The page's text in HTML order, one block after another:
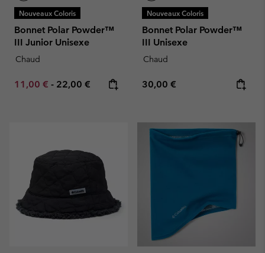
Nouveaux Coloris
Bonnet Polar Powder™
III Junior Unisexe
Chaud
Minimum sale price:
11,00 € - Maximum price:
22,00 €
Nouveaux Coloris
Bonnet Polar Powder™
III Unisexe
Chaud
Regular price:
30,00 €